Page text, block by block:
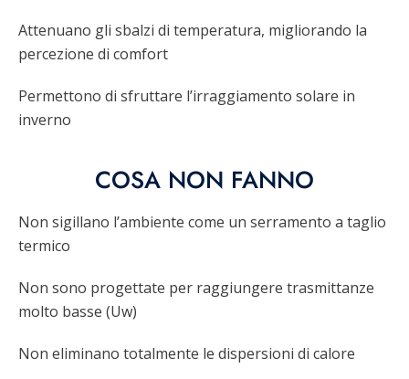
Attenuano gli sbalzi di temperatura, migliorando la
percezione di comfort
Permettono di sfruttare l’irraggiamento solare in
inverno
COSA NON FANNO
Non sigillano l’ambiente come un serramento a taglio
termico
Non sono progettate per raggiungere trasmittanze
molto basse (Uw)
Non eliminano totalmente le dispersioni di calore